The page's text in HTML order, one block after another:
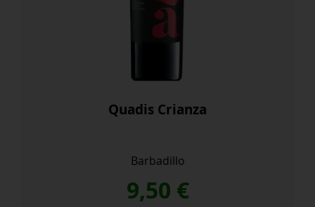
Quadis Crianza
Barbadillo
9,50 €